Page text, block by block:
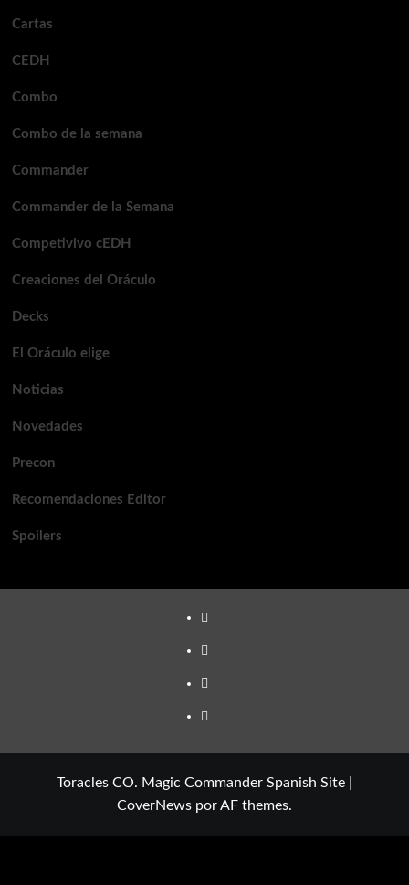
Cartas
CEDH
Combo
Combo de la semana
Commander
Commander de la Semana
Competivivo cEDH
Creaciones del Oráculo
Decks
El Oráculo elige
Noticias
Novedades
Precon
Recomendaciones Editor
Spoilers
TikTok
Youtube
Twitter
Instagram
Toracles CO. Magic Commander Spanish Site
CoverNews por AF themes.